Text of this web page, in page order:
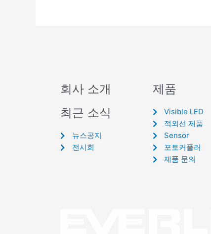
회사 소개
최근 소식
뉴스공지
전시회
제품
Visible LED
적외선 제품
Sensor
포토커플러
제품 문의